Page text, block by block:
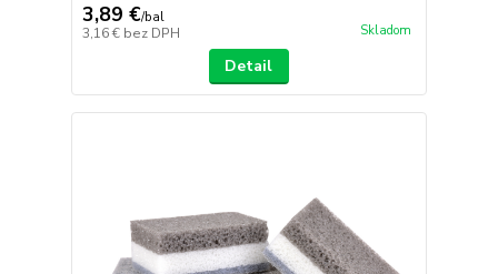
3,89 €/bal
3,16 € bez DPH Skladom
Detail